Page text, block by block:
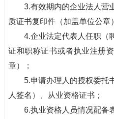
3.有效期内的企业法人营
质证书复印件（加盖单位公章
4.企业法定代表人任职（
证和职称证书或者执业注册
章）；
5.申请办理人的授权委托
人签名）、从业资格证书；
6.执业资格人员情况配备